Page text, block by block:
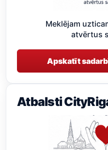
Meklējam
atvērtus
Apskatīt
Atbalsti